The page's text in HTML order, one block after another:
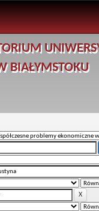
BIAŁYMSTOKU